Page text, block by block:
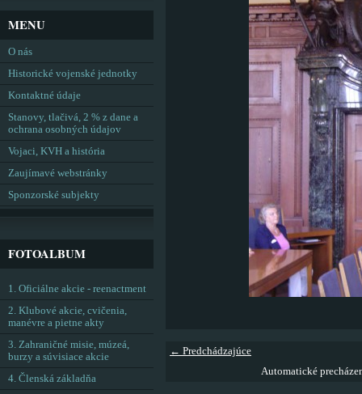
← Predchádzajúce
Automatické
MENU
O nás
Historické vojenské jednotky
Kontaktné údaje
Stanovy, tlačivá, 2 % z dane a
ochrana osobných údajov
Vojaci, KVH a história
Zaujímavé webstránky
Sponzorské subjekty
FOTOALBUM
1. Oficiálne akcie - reenactment
2. Klubové akcie, cvičenia,
manévre a pietne akty
3. Zahraničné misie, múzeá,
burzy a súvisiace akcie
4. Členská základňa